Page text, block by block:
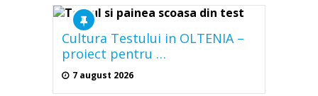
Cultura Testului in OLTENIA –
proiect pentru …
7 august 2026